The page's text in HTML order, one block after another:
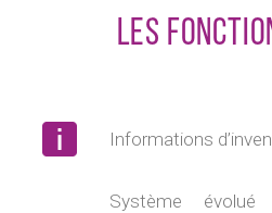
Les
Informations
Système évolué